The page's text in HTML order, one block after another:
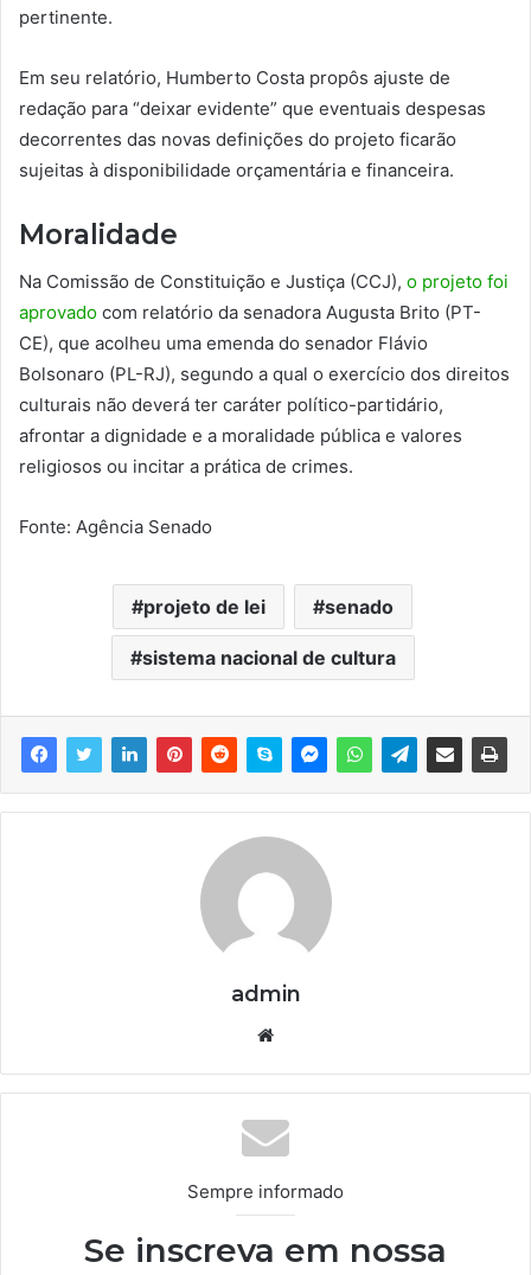
pertinente.
Em seu relatório, Humberto Costa propôs ajuste de
redação para “deixar evidente” que eventuais despesas
decorrentes das novas definições do projeto ficarão
sujeitas à disponibilidade orçamentária e financeira.
Moralidade
Na Comissão de Constituição e Justiça (CCJ), o projeto foi
aprovado com relatório da senadora Augusta Brito (PT-
CE), que acolheu uma emenda do senador Flávio
Bolsonaro (PL-RJ), segundo a qual o exercício dos direitos
culturais não deverá ter caráter político-partidário,
afrontar a dignidade e a moralidade pública e valores
religiosos ou incitar a prática de crimes.
Fonte: Agência Senado
projeto de lei senado
sistema nacional de cultura
admin
te
Sempre informado
Se inscreva em nossa